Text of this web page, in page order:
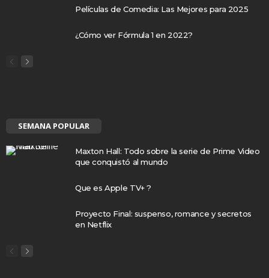
Películas de Comedia: Las Mejores para 2025
¿Cómo ver Fórmula 1 en 2022?
SEMANA POPULAR
Maxton Hall: Todo sobre la serie de Prime Video
que conquistó al mundo
Que es Apple TV+ ?
Proyecto Final: suspenso, romance y secretos
en Netflix